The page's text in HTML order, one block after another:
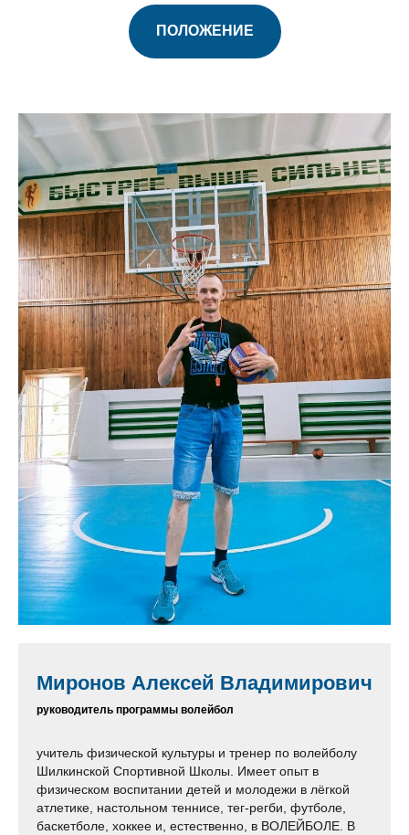
ПОЛОЖЕНИЕ
Миронов Алексей Владимирович
руководитель программы волейбол
учитель физической культуры и тренер по волейболу
Шилкинской Спортивной Школы. Имеет опыт в
физическом воспитании детей и молодежи в лёгкой
атлетике, настольном теннисе, тег-регби, футболе,
баскетболе, хоккее и, естественно, в ВОЛЕЙБОЛЕ. В